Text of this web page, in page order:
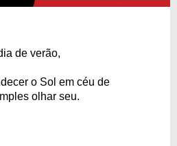
de verão,
o Sol em céu de
olhar seu.